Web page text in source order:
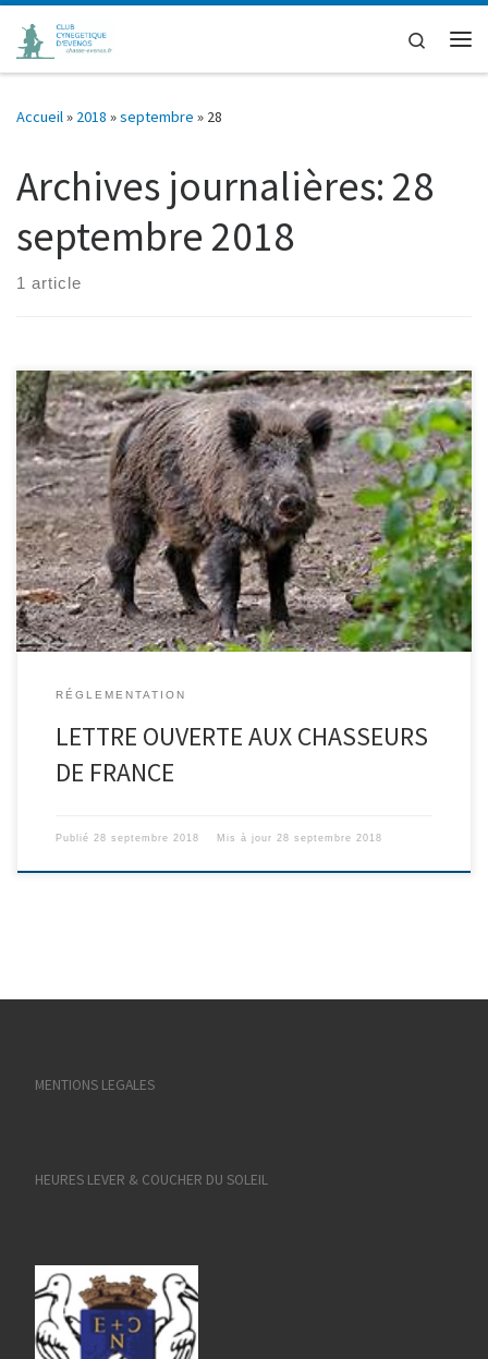
Passer au contenu
Search
Accueil» 2018 »septembre » 28
Archives journalières: 28
septembre 2018
1 article
Lettre ouverte aux chasseurs de France Chers amis chasseurs de
France, Il y a maintenant quelques jours que la fièvre porcine
africaine a fait son apparition en Belgique, à quelques kilomètres
de la frontière française. L’arrivée possible, sur le sol français,
d’une telle maladie est une épée de […]
RÉGLEMENTATION
LETTRE OUVERTE AUX CHASSEURS
DE FRANCE
Publié 28 septembre 2018 Mis à jour 28 septembre 2018
MENTIONS LEGALES
HEURES LEVER & COUCHER DU SOLEIL